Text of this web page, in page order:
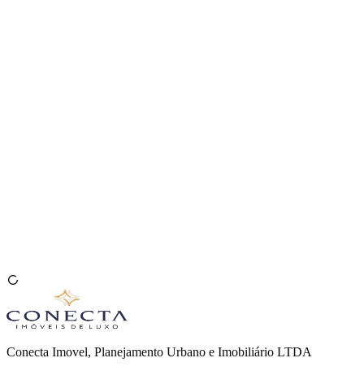
Conecta Imovel, Planejamento Urbano e Imobiliário LTDA